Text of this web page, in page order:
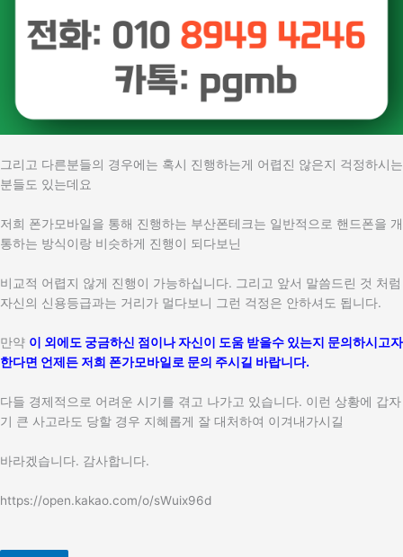
그리고 다른분들의 경우에는 혹시 진행하는게 어렵진 않은지 걱정하시는
분들도 있는데요
저희 폰가모바일을 통해 진행하는 부산폰테크는 일반적으로 핸드폰을 개
통하는 방식이랑 비슷하게 진행이 되다보닌
비교적 어렵지 않게 진행이 가능하십니다. 그리고 앞서 말씀드린 것 처럼
자신의 신용등급과는 거리가 멀다보니 그런 걱정은 안하셔도 됩니다.
만약 이 외에도 궁금하신 점이나 자신이 도움 받을수 있는지 문의하시고자
한다면 언제든 저희 폰가모바일로 문의 주시길 바랍니다.
다들 경제적으로 어려운 시기를 겪고 나가고 있습니다. 이런 상황에 갑자
기 큰 사고라도 당할 경우 지혜롭게 잘 대처하여 이겨내가시길
바라겠습니다. 감사합니다.
https://open.kakao.com/o/sWuix96d